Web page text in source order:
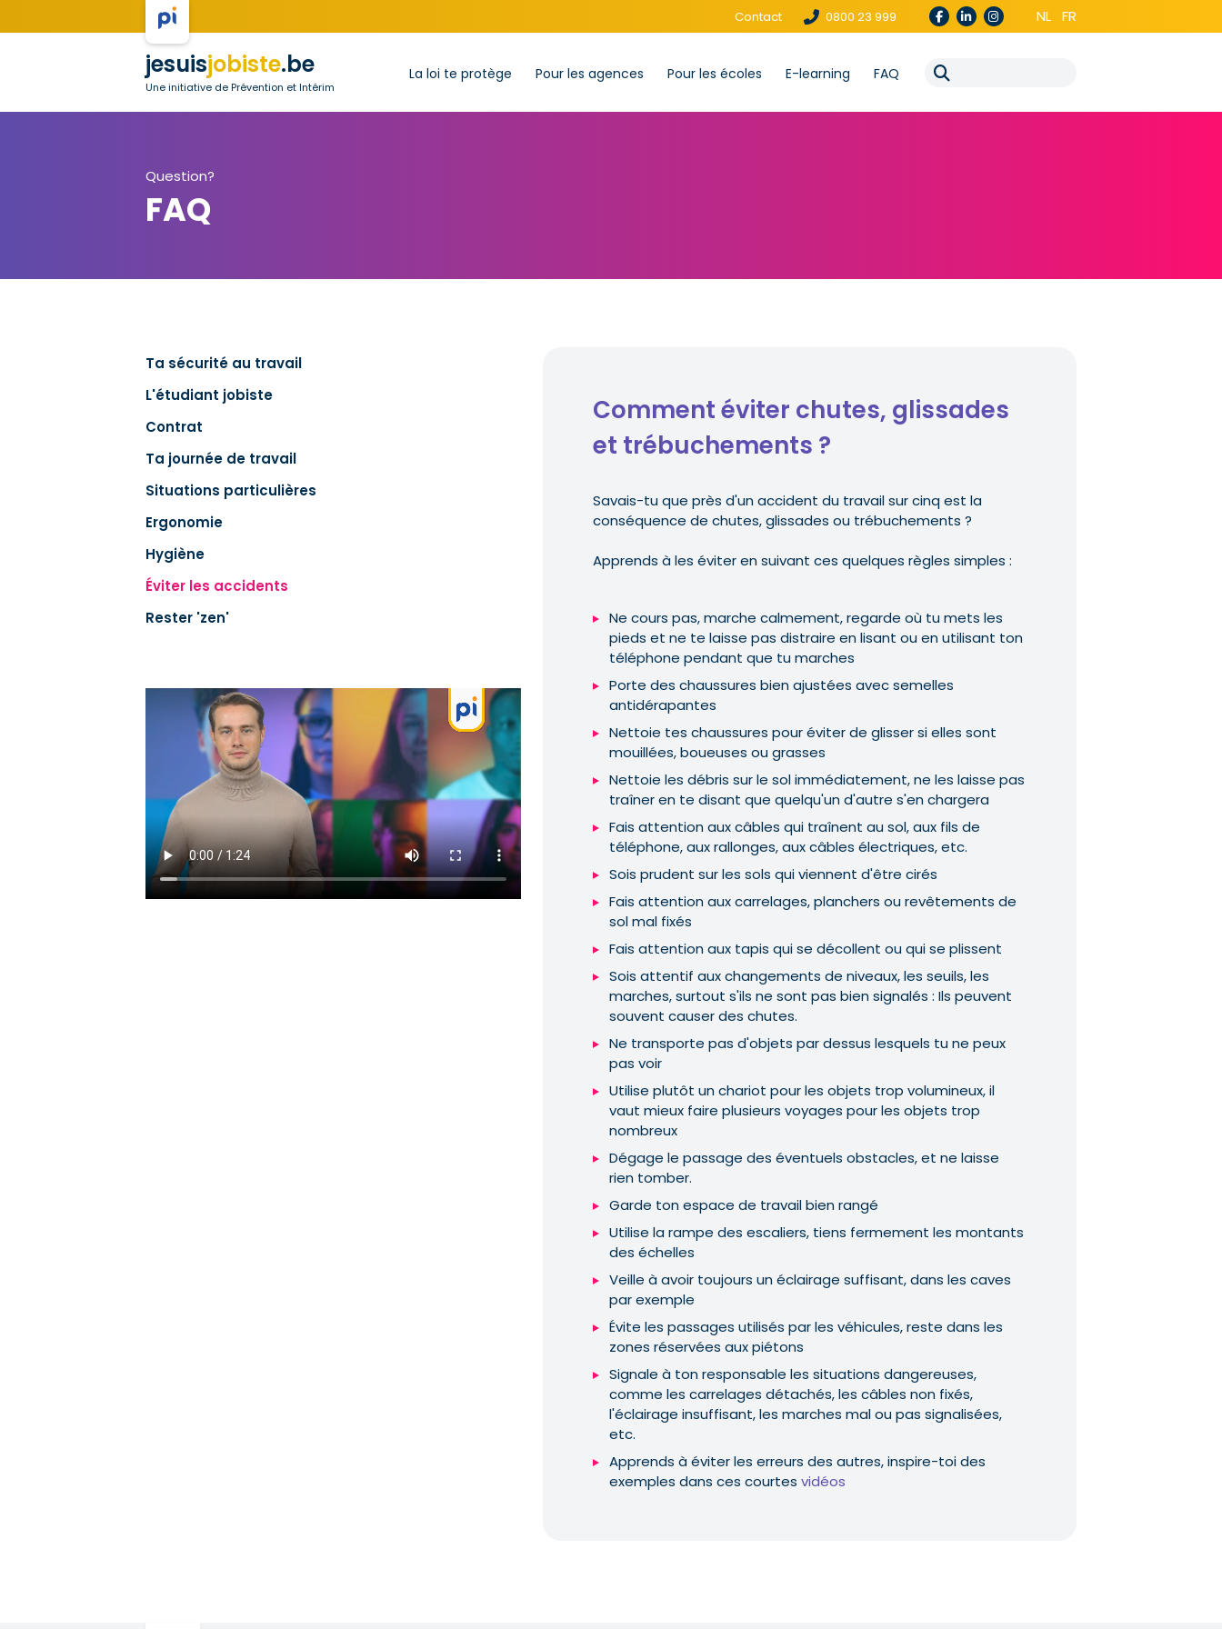
Contact 0800 23 999 NL FR
jesuisjobiste.be
Une initiative de Prévention et Intérim
La loi te protège Pour les agences Pour les écoles E-learning FAQ
Question?
FAQ
Ta sécurité au travail
L'étudiant jobiste
Contrat
Ta journée de travail
Situations particulières
Ergonomie
Hygiène
Éviter les accidents
Rester 'zen'
Comment éviter chutes, glissades
et trébuchements ?
Savais-tu que près d'un accident du travail sur cinq est la
conséquence de chutes, glissades ou trébuchements ?
Apprends à les éviter en suivant ces quelques règles simples :
Ne cours pas, marche calmement, regarde où tu mets les
pieds et ne te laisse pas distraire en lisant ou en utilisant ton
téléphone pendant que tu marches
Porte des chaussures bien ajustées avec semelles
antidérapantes
Nettoie tes chaussures pour éviter de glisser si elles sont
mouillées, boueuses ou grasses
Nettoie les débris sur le sol immédiatement, ne les laisse pas
traîner en te disant que quelqu'un d'autre s'en chargera
Fais attention aux câbles qui traînent au sol, aux fils de
téléphone, aux rallonges, aux câbles électriques, etc.
Sois prudent sur les sols qui viennent d'être cirés
Fais attention aux carrelages, planchers ou revêtements de
sol mal fixés
Fais attention aux tapis qui se décollent ou qui se plissent
Sois attentif aux changements de niveaux, les seuils, les
marches, surtout s'ils ne sont pas bien signalés : Ils peuvent
souvent causer des chutes.
Ne transporte pas d'objets par dessus lesquels tu ne peux
pas voir
Utilise plutôt un chariot pour les objets trop volumineux, il
vaut mieux faire plusieurs voyages pour les objets trop
nombreux
Dégage le passage des éventuels obstacles, et ne laisse
rien tomber.
Garde ton espace de travail bien rangé
Utilise la rampe des escaliers, tiens fermement les montants
des échelles
Veille à avoir toujours un éclairage suffisant, dans les caves
par exemple
Évite les passages utilisés par les véhicules, reste dans les
zones réservées aux piétons
Signale à ton responsable les situations dangereuses,
comme les carrelages détachés, les câbles non fixés,
l'éclairage insuffisant, les marches mal ou pas signalisées,
etc.
Apprends à éviter les erreurs des autres, inspire-toi des
exemples dans ces courtes vidéos